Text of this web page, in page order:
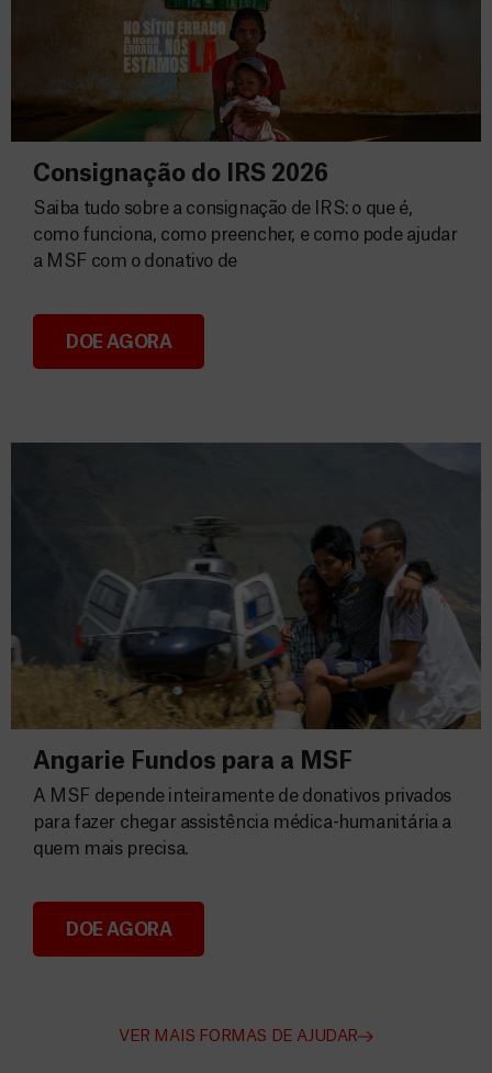
Consignação do IRS 2026
Consignação do IRS 2026
Saiba tudo sobre a consignação de IRS: o que é,
como funciona, como preencher, e como pode ajudar
a MSF com o donativo de
DOE AGORA
Angarie Fundos para a MSF
Angarie Fundos para a MSF
A MSF depende inteiramente de donativos privados
para fazer chegar assistência médica-humanitária a
quem mais precisa.
DOE AGORA
VER MAIS FORMAS DE AJUDAR